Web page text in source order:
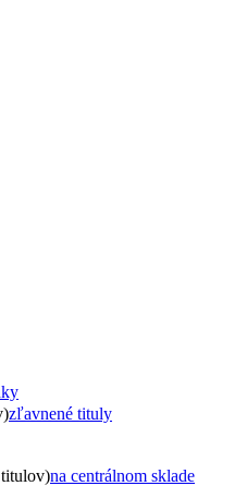
zľavnené tituly
titulov)na centrálnom sklade